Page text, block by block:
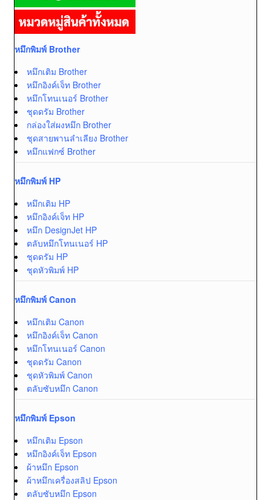
หมึกพิมพ์ Brother
หมึกเติม Brother
หมึกอิงค์เจ็ท Brother
หมึกโทนเนอร์ Brother
ชุดดรัม Brother
กล่องใส่ผงหมึก Brother
ชุดสายพานลำเลียง Brother
หมึกแฟกซ์ Brother
หมึกพิมพ์ HP
หมึกเติม HP
หมึกอิงค์เจ็ท HP
หมึก DesignJet HP
ตลับหมึกโทนเนอร์ HP
ชุดดรัม HP
ชุดหัวพิมพ์ HP
หมึกพิมพ์ Canon
หมึกเติม Canon
หมึกอิงค์เจ็ท Canon
หมึกโทนเนอร์ Canon
ชุดดรัม Canon
ชุดหัวพิมพ์ Canon
ตลับซับหมึก Canon
หมึกพิมพ์ Epson
หมึกเติม Epson
หมึกอิงค์เจ็ท Epson
ผ้าหมึก Epson
ผ้าหมึกเครื่องสลิป Epson
ตลับซับหมึก Epson